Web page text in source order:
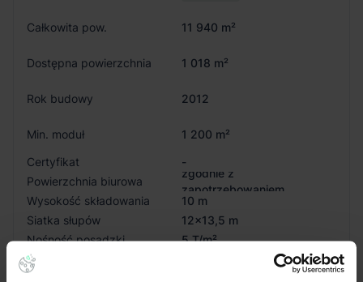
Całkowita pow. 11 940 m²
Dostępna powierzchnia 1 018 m²
Rok budowy 2012
Min. moduł
1 200 m²
Certyfikat
-
Powierzchnia biurowa
zgodnie z
zapotrzebowaniem
Wysokość składowania
10 m
Siatka słupów
12x13,5 m
Nośność posadzki
5 T/m²
Oświetlenie